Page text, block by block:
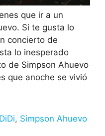
que ir a un
Si te gusta lo
concierto de
lo inesperado
de Simpson Ahuevo
que anoche se vivió
, Simpson Ahuevo